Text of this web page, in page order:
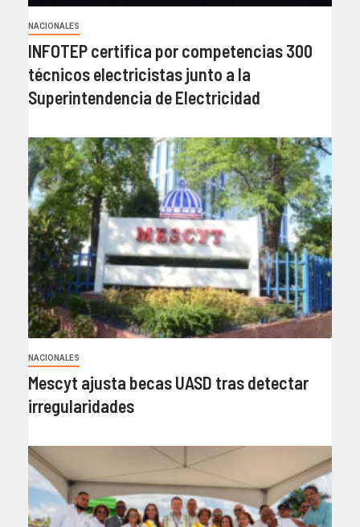
NACIONALES
INFOTEP certifica por competencias 300
técnicos electricistas junto a la
Superintendencia de Electricidad
NACIONALES
Mescyt ajusta becas UASD tras detectar
irregularidades